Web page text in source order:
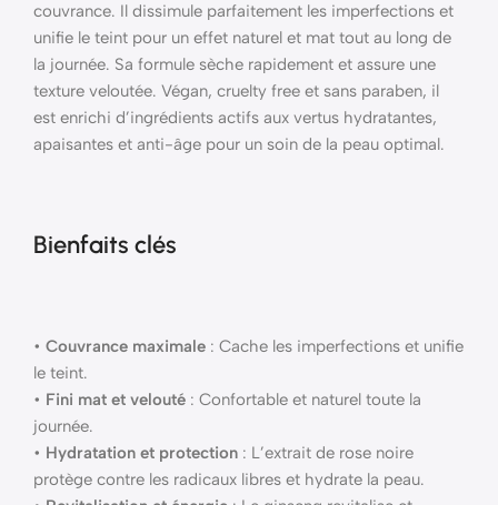
couvrance. Il dissimule parfaitement les imperfections et
unifie le teint pour un effet naturel et mat tout au long de
la journée. Sa formule sèche rapidement et assure une
texture veloutée. Végan, cruelty free et sans paraben, il
est enrichi d’ingrédients actifs aux vertus hydratantes,
apaisantes et anti-âge pour un soin de la peau optimal.
Bienfaits clés
• Couvrance maximale : Cache les imperfections et unifie
le teint.
• Fini mat et velouté : Confortable et naturel toute la
journée.
• Hydratation et protection : L’extrait de rose noire
protège contre les radicaux libres et hydrate la peau.